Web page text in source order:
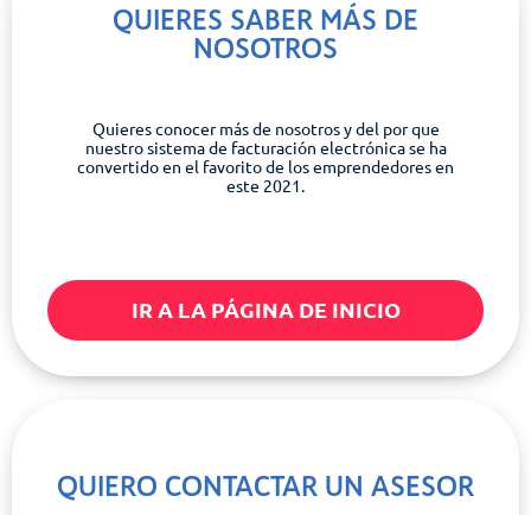
QUIERES SABER MÁS DE
NOSOTROS
Quieres conocer más de nosotros y del por que
nuestro sistema de facturación electrónica se ha
convertido en el favorito de los emprendedores en
este 2021.
IR A LA PÁGINA DE INICIO
QUIERO CONTACTAR UN ASESOR